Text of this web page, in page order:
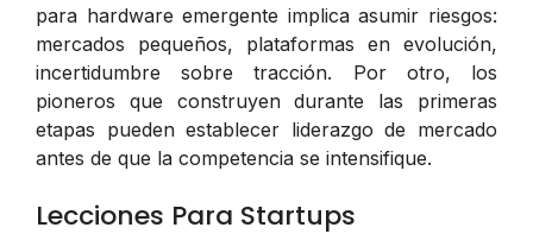
para hardware emergente implica asumir riesgos:
mercados pequeños, plataformas en evolución,
incertidumbre sobre tracción. Por otro, los
pioneros que construyen durante las primeras
etapas pueden establecer liderazgo de mercado
antes de que la competencia se intensifique.
Lecciones Para Startups